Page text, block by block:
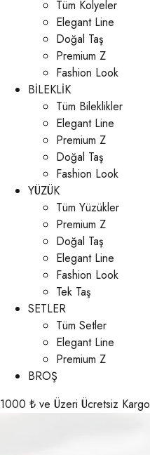
Tüm Kolyeler
Elegant Line
Doğal Taş
Premium Z
Fashion Look
BİLEKLİK
Tüm Bileklikler
Elegant Line
Premium Z
Doğal Taş
Fashion Look
YÜZÜK
Tüm Yüzükler
Premium Z
Doğal Taş
Elegant Line
Fashion Look
Tek Taş
SETLER
Tüm Setler
Elegant Line
Premium Z
BROŞ
1000 ₺ ve Üzeri Ücretsiz Kargo